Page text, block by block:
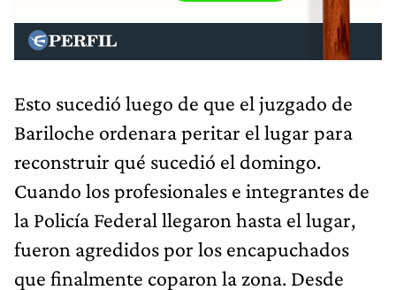
Esto sucedió luego de que el juzgado de
Bariloche ordenara peritar el lugar para
reconstruir qué sucedió el domingo.
Cuando los profesionales e integrantes de
la Policía Federal llegaron hasta el lugar,
fueron agredidos por los encapuchados
que finalmente coparon la zona. Desde